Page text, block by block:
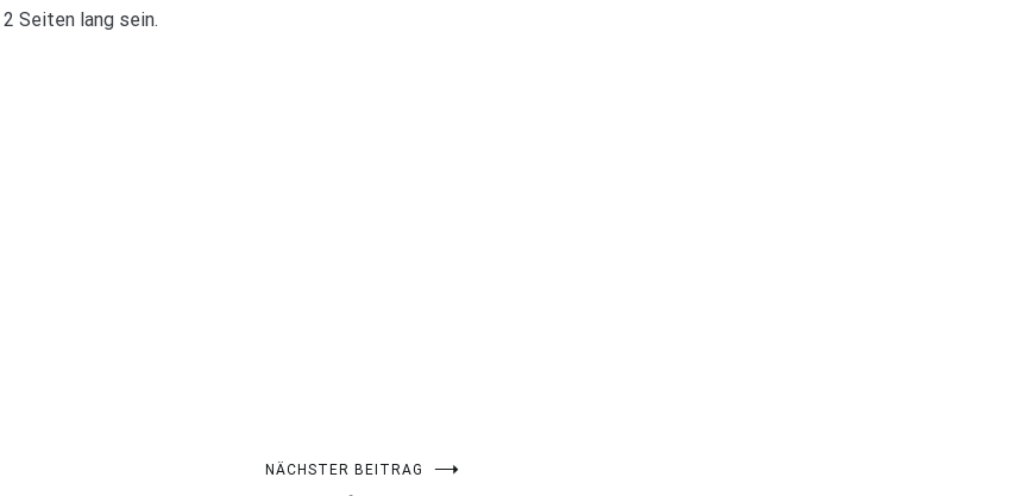
Seiten lang sein.
NÄCHSTER BEITRAG